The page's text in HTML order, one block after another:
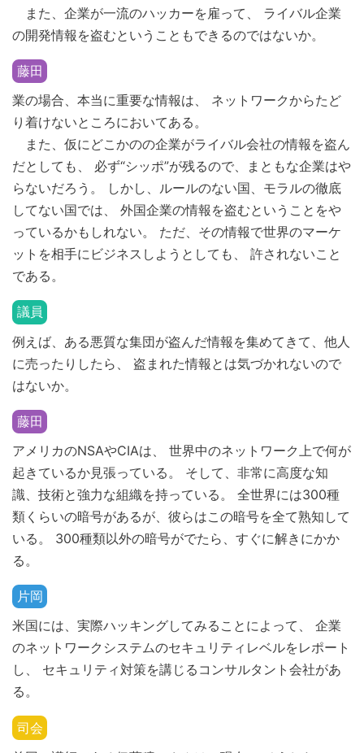
また、企業が一流のハッカーを雇って、 ライバル企業
の開発情報を盗むということもできるのではないか。
藤田
業の場合、本当に重要な情報は、 ネットワークからたど
り着けないところにおいてある。
また、仮にどこかのの企業がライバル会社の情報を盗ん
だとしても、 必ず“シッポ”が残るので、まともな企業はや
らないだろう。 しかし、ルールのない国、モラルの徹底
してない国では、 外国企業の情報を盗むということをや
っているかもしれない。 ただ、その情報で世界のマーケ
ットを相手にビジネスしようとしても、 許されないこと
である。
議員
例えば、ある悪質な集団が盗んだ情報を集めてきて、他人
に売ったりしたら、 盗まれた情報とは気づかれないので
はないか。
藤田
アメリカのNSAやCIAは、 世界中のネットワーク上で何が
起きているか見張っている。 そして、非常に高度な知
識、技術と強力な組織を持っている。 全世界には300種
類くらいの暗号があるが、彼らはこの暗号を全て熟知して
いる。 300種類以外の暗号がでたら、すぐに解きにかか
る。
片岡
米国には、実際ハッキングしてみることによって、 企業
のネットワークシステムのセキュリティレベルをレポート
し、 セキュリティ対策を講じるコンサルタント会社があ
る。
司会